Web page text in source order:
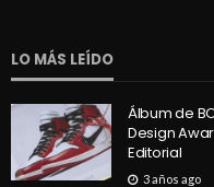
LO MÁS LEÍDO
Álbum de
Design
Editorial
3 años ago